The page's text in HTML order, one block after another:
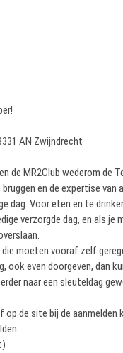
AN Zwijndrecht
de MR2Club wederom de
bruggen en de expertise
dag. Voor eten en te
verzorgde dag, en als
moeten vooraf zelf
ook even doorgeven, dan
naar een sleuteldag
de site bij de aanmelden